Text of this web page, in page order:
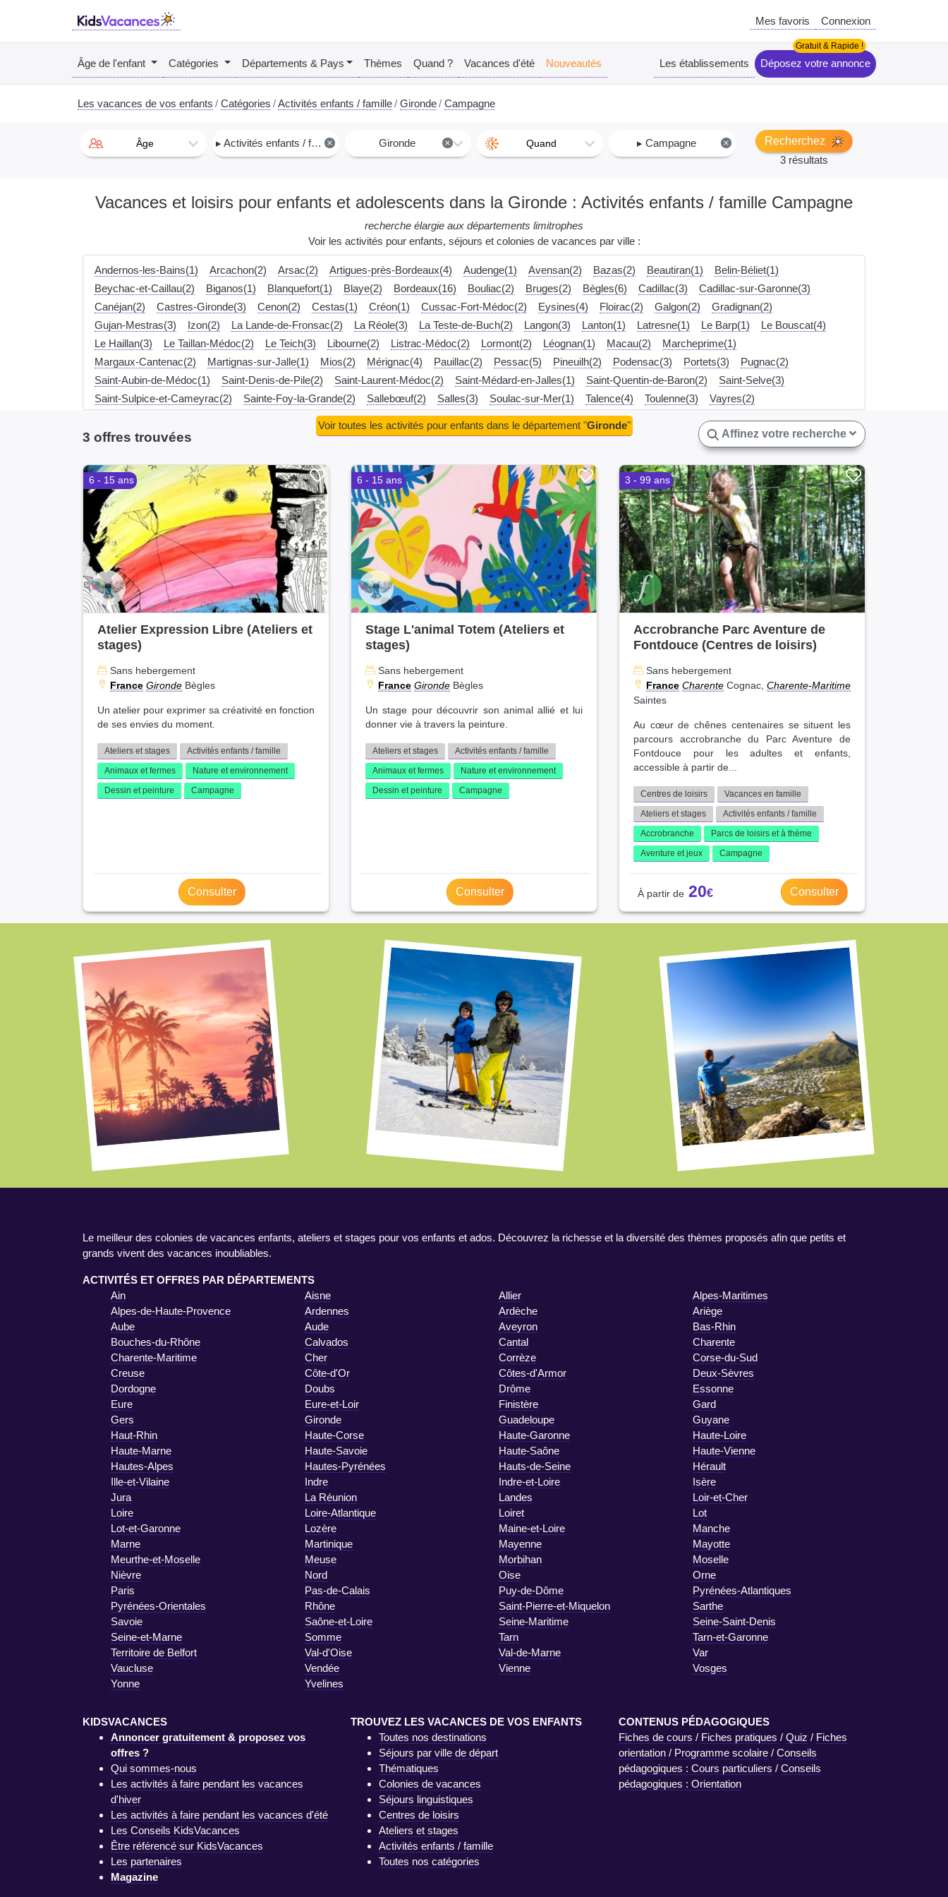
Mes favoris Connexion
Âge de l'enfant Catégories Départements & Pays Thèmes Quand ? Vacances d'été Nouveautés Les établissements Déposez votre annonce
Les vacances de vos enfants Catégories Activités enfants / famille Gironde Campagne
Âge ×
▸ Activités enfants / famille ×
Gironde Quand ×
▸ Campagne
Recherchez
3 résultats
Vacances et loisirs pour enfants et adolescents dans la Gironde : Activités enfants / famille Campagne
recherche élargie aux départements limitrophes
Voir les activités pour enfants, séjours et colonies de vacances par ville :
Andernos-les-Bains(1) Arcachon(2) Arsac(2) Artigues-près-Bordeaux(4) Audenge(1) Avensan(2) Bazas(2) Beautiran(1)
Belin-Béliet(1)
Beychac-et-Caillau(2)
Biganos(1) Blanquefort(1) Blaye(2) Bordeaux(16) Bouliac(2) Bruges(2) Bègles(6) Cadillac(3)
Cadillac-sur-Garonne(3)
Canéjan(2)
Castres-Gironde(3) Cenon(2) Cestas(1) Créon(1) Cussac-Fort-Médoc(2) Eysines(4) Floirac(2) Galgon(2)
Gradignan(2)
Gujan-Mestras(3)
Izon(2) La Lande-de-Fronsac(2) La Réole(3) La Teste-de-Buch(2) Langon(3) Lanton(1) Latresne(1) Le Barp(1)
Le Bouscat(4)
Le Haillan(3)
Le Taillan-Médoc(2) Le Teich(3) Libourne(2) Listrac-Médoc(2) Lormont(2) Léognan(1) Macau(2)
Marcheprime(1)
Margaux-Cantenac(2)
Martignas-sur-Jalle(1) Mios(2) Mérignac(4) Pauillac(2) Pessac(5) Pineuilh(2) Podensac(3) Portets(3)
Pugnac(2)
Saint-Aubin-de-Médoc(1)
Saint-Denis-de-Pile(2) Saint-Laurent-Médoc(2) Saint-Médard-en-Jalles(1) Saint-Quentin-de-Baron(2)
Saint-Selve(3)
Saint-Sulpice-et-Cameyrac(2)
Sainte-Foy-la-Grande(2) Sallebœuf(2) Salles(3) Soulac-sur-Mer(1) Talence(4) Toulenne(3)
Vayres(2)
3 offres trouvées
Voir toutes les activités pour enfants dans le département "Gironde"
Affinez votre recherche
6 - 15 ans
Atelier Expression Libre (Ateliers et
stages)
Sans hebergement
France Gironde Bègles
Un atelier pour exprimer sa créativité en fonction
de ses envies du moment.
Ateliers et stages
Activités enfants / famille
Animaux et fermes
Nature et environnement
Dessin et peinture
Campagne
Consulter
6 - 15 ans
Stage L'animal Totem (Ateliers et
stages)
Sans hebergement
France Gironde Bègles
Un stage pour découvrir son animal allié et lui
donner vie à travers la peinture.
Ateliers et stages
Activités enfants / famille
Animaux et fermes
Nature et environnement
Dessin et peinture
Campagne
Consulter
3 - 99 ans
Accrobranche Parc Aventure de
Fontdouce (Centres de loisirs)
Sans hebergement
France Charente Cognac, Charente-Maritime
Saintes
Au cœur de chênes centenaires se situent les
parcours accrobranche du Parc Aventure de
Fontdouce pour les adultes et enfants,
accessible à partir de...
Centres de loisirs
Vacances en famille
Ateliers et stages
Activités enfants / famille
Accrobranche
Parcs de loisirs et à thème
Aventure et jeux
Campagne
20 Consulter
Le meilleur des colonies de vacances enfants, ateliers et stages pour vos enfants et ados. Découvrez la richesse et la diversité des thèmes proposés afin que petits et
grands vivent des vacances inoubliables.
ACTIVITÉS ET OFFRES PAR DÉPARTEMENTS
Ain
Aisne Allier
Alpes-Maritimes
Alpes-de-Haute-Provence
Ardennes Ardèche
Ariège
Aube
Aude Aveyron
Bas-Rhin
Bouches-du-Rhône
Calvados Cantal
Charente
Charente-Maritime
Cher Corrèze
Corse-du-Sud
Creuse
Côte-d'Or Côtes-d'Armor
Deux-Sèvres
Dordogne
Doubs Drôme
Essonne
Eure
Eure-et-Loir Finistère
Gard
Gers
Gironde Guadeloupe
Guyane
Haut-Rhin
Haute-Corse Haute-Garonne
Haute-Loire
Haute-Marne
Haute-Savoie Haute-Saône
Haute-Vienne
Hautes-Alpes
Hautes-Pyrénées Hauts-de-Seine
Hérault
Ille-et-Vilaine
Indre Indre-et-Loire
Isère
Jura
La Réunion Landes
Loir-et-Cher
Loire
Loire-Atlantique Loiret
Lot
Lot-et-Garonne
Lozère Maine-et-Loire
Manche
Marne
Martinique Mayenne
Mayotte
Meurthe-et-Moselle
Meuse Morbihan
Moselle
Nièvre
Nord Oise
Orne
Paris
Pas-de-Calais Puy-de-Dôme
Pyrénées-Atlantiques
Pyrénées-Orientales
Rhône Saint-Pierre-et-Miquelon
Sarthe
Savoie
Saône-et-Loire Seine-Maritime
Seine-Saint-Denis
Seine-et-Marne
Somme Tarn
Tarn-et-Garonne
Territoire de Belfort
Val-d'Oise Val-de-Marne
Var
Vaucluse
Vendée Vienne
Vosges
Yonne
Yvelines
KIDSVACANCES
Annoncer gratuitement & proposez vos
offres ?
Qui sommes-nous
Les activités à faire pendant les vacances
d'hiver
Les activités à faire pendant les vacances d'été
Les Conseils KidsVacances
Être référencé sur KidsVacances
Les partenaires
Magazine
TROUVEZ LES VACANCES DE VOS ENFANTS
Toutes nos destinations
Séjours par ville de départ
Thématiques
Colonies de vacances
Séjours linguistiques
Centres de loisirs
Ateliers et stages
Activités enfants / famille
Toutes nos catégories
CONTENUS PÉDAGOGIQUES
Fiches de cours / Fiches pratiques / Quiz / Fiches
orientation / Programme scolaire / Conseils
pédagogiques : Cours particuliers / Conseils
pédagogiques : Orientation